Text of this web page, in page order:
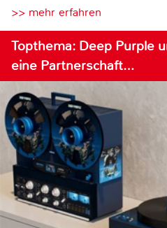
>> mehr erfahren
Topthema: Deep Purple
eine Partnerschaft…